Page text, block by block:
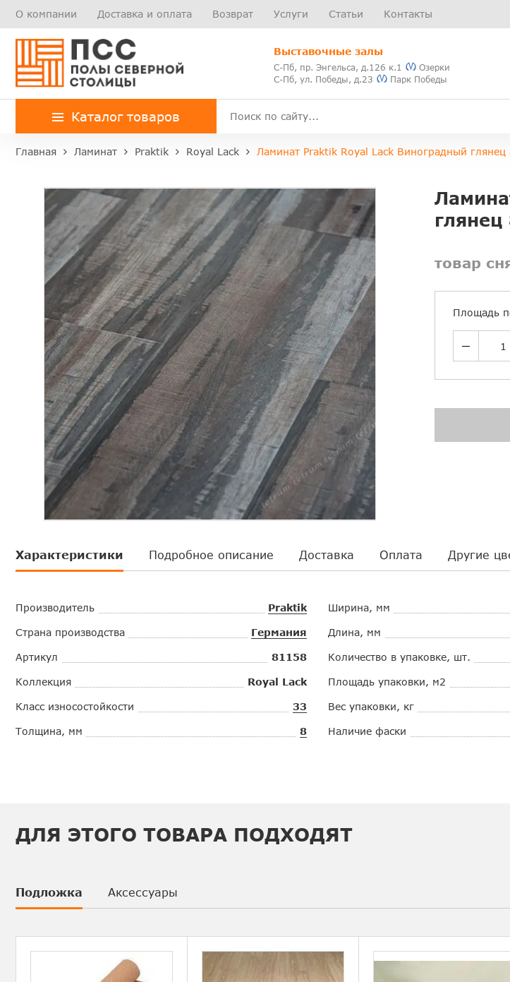
О компании Доставка и оплата Возврат Услуги Статьи Контакты
Выставочные залы
С-Пб, пр. Энгельса, д.126 к.1
Озерки
С-Пб, ул. Победы, д.23
Парк Победы
Каталог товаров
Главная Ламинат Praktik Royal Lack Ламинат Praktik Royal Lack Виноградный глянец
глянец
товар
Площадь
Характеристики Подробное описание Доставка Оплата Другие
Производитель Praktik
Страна производства Германия
Артикул 81158
Коллекция Royal Lack
Класс износостойкости 33
Толщина, мм 8
Ширина, мм
Длина, мм
Количество в упаковке, шт.
Площадь упаковки, м2
Вес упаковки, кг
Наличие фаски
ДЛЯ ЭТОГО ТОВАРА ПОДХОДЯТ
Подложка Аксессуары